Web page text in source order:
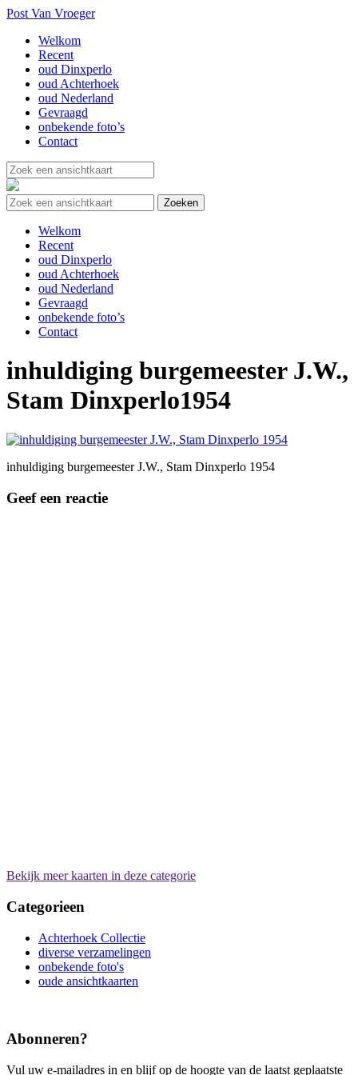
Post Van Vroeger
Welkom
Recent
oud Dinxperlo
oud Achterhoek
oud Nederland
Gevraagd
onbekende foto’s
Contact
Welkom
Recent
oud Dinxperlo
oud Achterhoek
oud Nederland
Gevraagd
onbekende foto’s
Contact
inhuldiging burgemeester J.W.,
Stam Dinxperlo1954
inhuldiging burgemeester J.W., Stam Dinxperlo 1954
Geef een reactie
Bekijk meer kaarten in deze categorie
Categorieen
Achterhoek Collectie
diverse verzamelingen
onbekende foto's
oude ansichtkaarten
Abonneren?
Vul uw e-mailadres in en blijf op de hoogte van de laatst geplaatste